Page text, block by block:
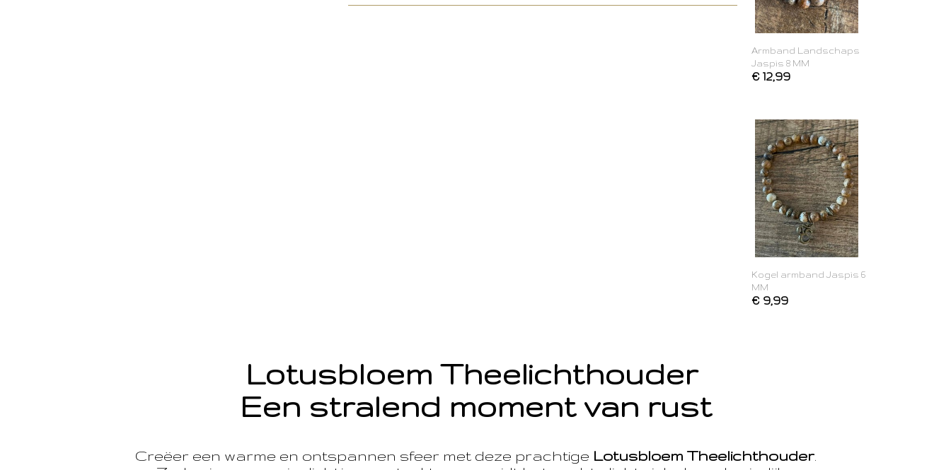
Armband Landschaps
Jaspis 8 MM
€ 12,99
Kogel armband Jaspis 6
MM
€ 9,99
Lotusbloem Theelichthouder
Een stralend moment van rust
Creëer een warme en ontspannen sfeer met deze prachtige Lotusbloem Theelichthouder.